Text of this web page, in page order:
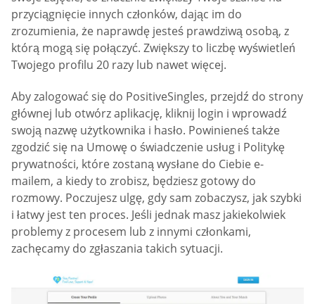
przyciągnięcie innych członków, dając im do
zrozumienia, że naprawdę jesteś prawdziwą osobą, z
którą mogą się połączyć. Zwiększy to liczbę wyświetleń
Twojego profilu 20 razy lub nawet więcej.
Aby zalogować się do PositiveSingles, przejdź do strony
głównej lub otwórz aplikację, kliknij login i wprowadź
swoją nazwę użytkownika i hasło. Powinieneś także
zgodzić się na Umowę o świadczenie usług i Politykę
prywatności, które zostaną wysłane do Ciebie e-
mailem, a kiedy to zrobisz, będziesz gotowy do
rozmowy. Poczujesz ulgę, gdy sam zobaczysz, jak szybki
i łatwy jest ten proces. Jeśli jednak masz jakiekolwiek
problemy z procesem lub z innymi członkami,
zachęcamy do zgłaszania takich sytuacji.